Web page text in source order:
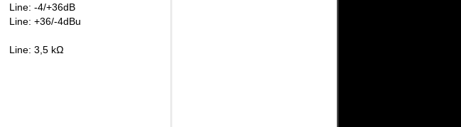
Line: -4/+36dB
Line: +36/-4dBu
Line: 3,5 kΩ